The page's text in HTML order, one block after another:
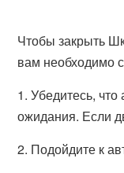
Чтобы закрыть
вам необходимо
1. Убедитесь,
ожидания. Если
2. Подойдите к